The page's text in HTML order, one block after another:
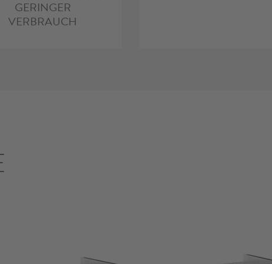
GERINGER
VERBRAUCH